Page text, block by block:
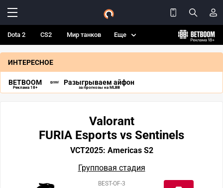
Dota 2 CS2 Мир танков Еще
ИНТЕРЕСНОЕ
BETBOOM
Реклама 18+
Разыгрываем айфон
за прогнозы на MLBB
Valorant
FURIA Esports vs Sentinels
VCT2025: Americas S2
Групповая стадия
BEST-OF-3